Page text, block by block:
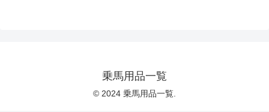
乗馬用品一覧
© 2024 乗馬用品一覧.